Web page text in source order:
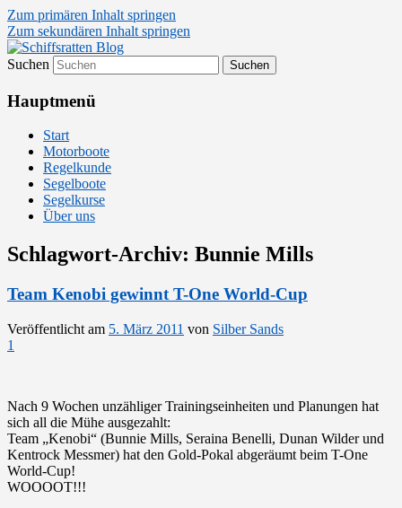
Zum primären Inhalt springen
Zum sekundären Inhalt springen
Schiffsratten Blog
Segelsport in Second Life
Suchen
Hauptmenü
Start
Motorboote
Regelkunde
Segelboote
Segelkurse
Über uns
Schlagwort-Archiv: Bunnie Mills
Team Kenobi gewinnt T-One World-Cup
Veröffentlicht am 5. März 2011 von Silber Sands
1
Nach 9 Wochen unzähliger Trainingseinheiten und Planungen hat
sich all die Mühe ausgezahlt:
Team „Kenobi“ (Bunnie Mills, Seraina Benelli, Dunan Wilder und
Kentrock Messmer) hat den Gold-Pokal abgeräumt beim T-One
World-Cup!
WOOOOT!!!